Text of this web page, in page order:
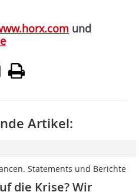
und
Artikel:
Statements und Berichte
die Krise? Wir